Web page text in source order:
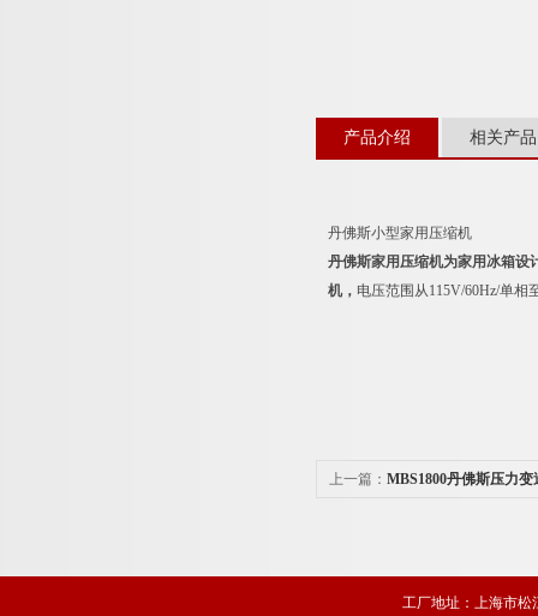
产品介绍 相关产品
丹佛斯小型家用压缩机
丹佛斯家用压缩机为家用冰箱设
机， 电压范围从115V/60Hz/单相
上一篇： MBS1800丹佛斯压力变
工厂地址：上海市松